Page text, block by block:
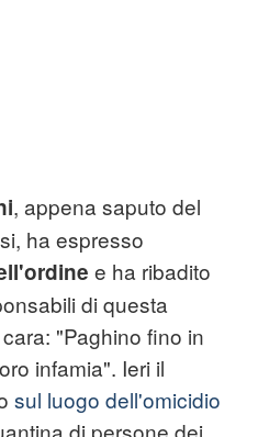
, appena saputo del
ha espresso
e ha ribadito
di questa
"Paghino fino in
infamia". Ieri il
sul luogo dell'omicidio